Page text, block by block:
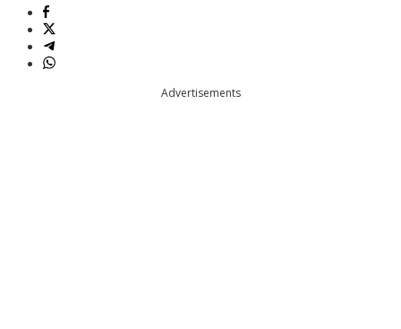
Advertisements